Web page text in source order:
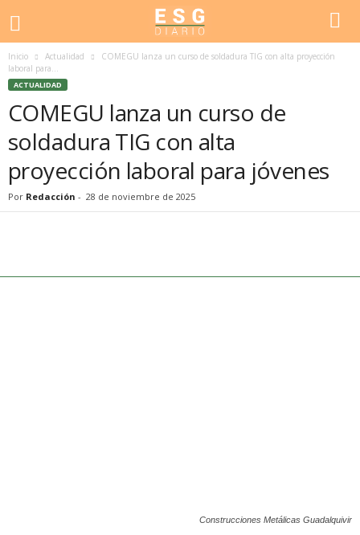
Inicio Actualidad
COMEGU lanza un curso de soldadura TIG con alta proyección
laboral para...
ACTUALIDAD
COMEGU lanza un curso de
soldadura TIG con alta
proyección laboral para jóvenes
Por Redacción - 28 de noviembre de 2025
Construcciones Metálicas Guadalquivir